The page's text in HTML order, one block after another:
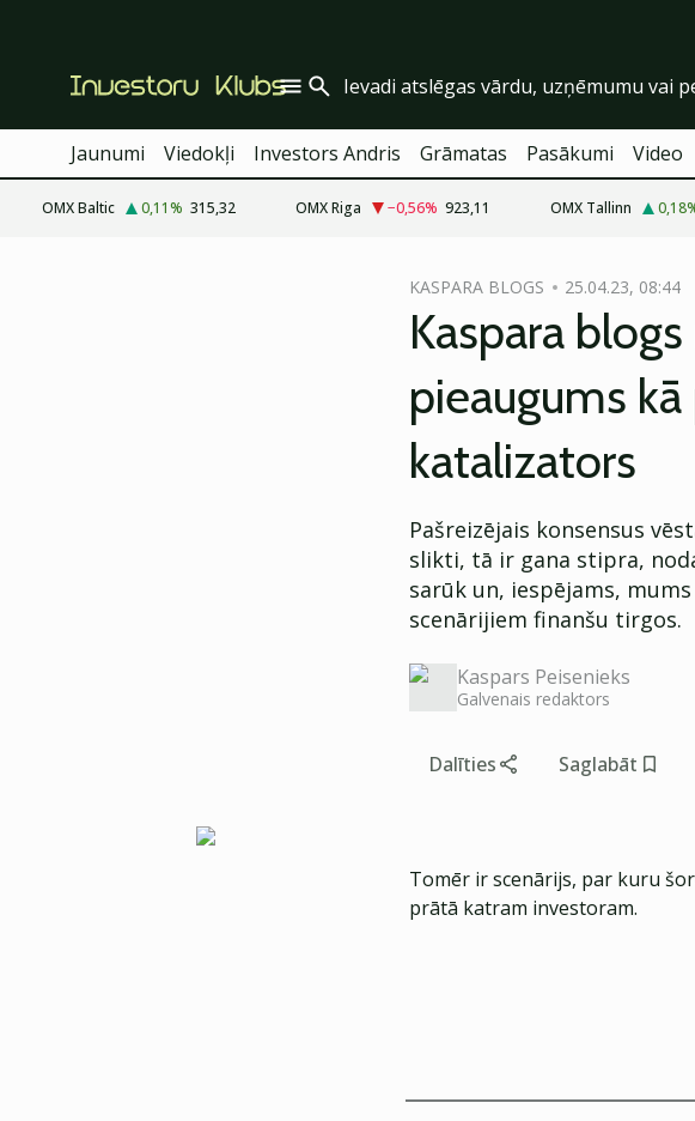
Jaunumi Viedokļi Investors Andris Grāmatas Pasākumi Video
OMX Baltic 0,11% 315,32 OMX Riga −0,56% 923,11 OMX Tallinn 0,18
KASPARA BLOGS 25.04.23, 08:44
Kaspara
pieaugums
katalizators
Pašreizējais konsensus
slikti, tā ir gana stipra,
sarūk un, iespējams,
scenārijiem finanšu tirgos.
Kaspars Peisenieks
Galvenais redaktors
Dalīties Saglabāt
Tomēr ir scenārijs, par kuru
prātā katram investoram.